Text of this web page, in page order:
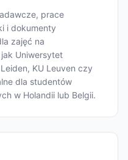
prace
i dokumenty
zajęć na
Uniwersytet
KU Leuven czy
dla studentów
w Holandii lub Belgii.